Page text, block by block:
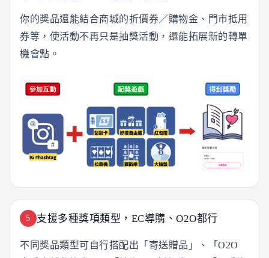
你的獎品還能結合商城的折價券／購物金、門市抵用
券等，使活動不再只是抽獎活動，還能拓展新的轉單
機會點。
5 支援多種獎項類型，EC導購、O2O都行
不同獎品類型可自行搭配出「寄送贈品」、「O2O